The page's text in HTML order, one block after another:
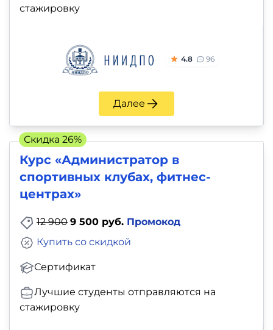
стажировку
4.8 96
Далее
Курс «Администратор в
спортивных клубах, фитнес-
центрах»
12 900 9 500 руб. Промокод
Сертификат
Купить со скидкой
Лучшие студенты отправляются на
стажировку
Скидка 26%